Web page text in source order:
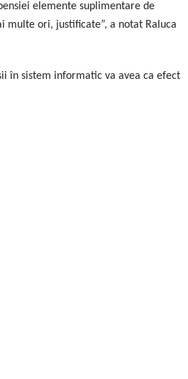
elemente suplimentare de
ori, justificate”, a notat Raluca
în sistem informatic va avea ca efect